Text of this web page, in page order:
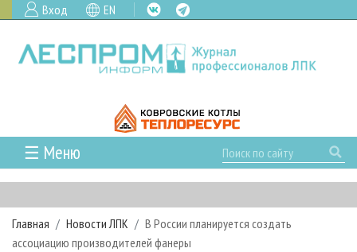
Вход EN
☰ Меню
ГЛАВНАЯ
РУБРИКИ И ТЕМЫ
РУБРИКИ ЖУРНАЛА
НОВОСТИ
Главная Новости ЛПК
В России планируется создать
ассоциацию производителей фанеры